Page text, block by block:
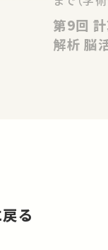
第9回 計算神経科学－モデルと
解
る